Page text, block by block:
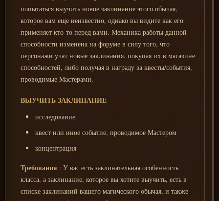
попытаться выучить новое заклинание этого обычая,
которое вам еще неизвестно, однако вы видите как его
применяет кто-то перед вами. Механика работы данной
способности изменена на форуме в силу того, что
персонажи учат новые заклинания, покупая их в магазине
способностей, либо получая в награду за квесты/события,
проводимые Мастерами.
ВЫУЧИТЬ ЗАКЛИНАНИЕ
исследование
квест или иное событие, проводимое Мастером
концентрация
Требования : У вас есть заклинательная особенность
класса, а заклинание, которое вы хотите выучить, есть в
списке заклинаний вашего магического обычая, и также